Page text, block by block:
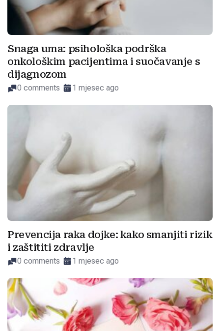
Snaga uma: psihološka podrška
onkološkim pacijentima i suočavanje s
dijagnozom
0 comments 1 mjesec ago
Prevencija raka dojke: kako smanjiti rizik
i zaštititi zdravlje
0 comments 1 mjesec ago